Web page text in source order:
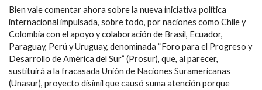
Bien vale comentar ahora sobre la nueva iniciativa política
internacional impulsada, sobre todo, por naciones como Chile y
Colombia con el apoyo y colaboración de Brasil, Ecuador,
Paraguay, Perú y Uruguay, denominada “Foro para el Progreso y
Desarrollo de América del Sur” (Prosur), que, al parecer,
sustituirá a la fracasada Unión de Naciones Suramericanas
(Unasur), proyecto disímil que causó suma atención porque